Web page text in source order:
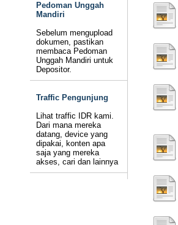
Pedoman Unggah
Mandiri
Sebelum mengupload
dokumen, pastikan
membaca Pedoman
Unggah Mandiri untuk
Depositor.
Traffic Pengunjung
Lihat traffic IDR kami.
Dari mana mereka
datang, device yang
dipakai, konten apa
saja yang mereka
akses, cari dan lainnya